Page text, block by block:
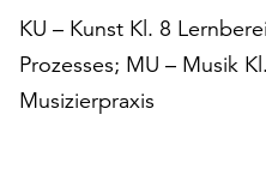
die
verwendeten
Cookies
anpassen,
KU – Kunst Kl. 8
Prozesses; MU – Musik
Musizierpraxis